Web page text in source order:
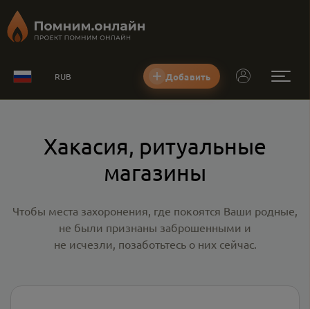
RUB Добавить
Хакасия, ритуальные
магазины
Чтобы места захоронения, где покоятся Ваши родные,
не были признаны заброшенными и
не исчезли, позаботьтесь о них сейчас.